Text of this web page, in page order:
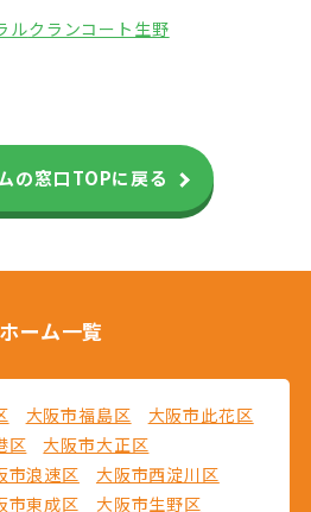
ルクランコート生野
の窓口TOPに戻る
ーム一覧
大阪市福島区
大阪市此花区
区
大阪市大正区
市浪速区
大阪市西淀川区
市東成区
大阪市生野区